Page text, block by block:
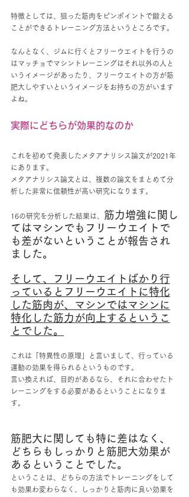
特徴としては、狙った筋肉をピンポイントで鍛える
ことができるトレーニング方法というところです。
なんとなく、ジムに行くとフリーウエイトを行うの
はマッチョでマシントレーニングはそれ以外の人と
いうイメージがあったり、フリーウエイトの方が筋
肥大しやすいというイメージをお持ちの方がいます
よね。
実際にどちらが効果的なのか
これを初めて発表したメタアナリシス論文が2021年
にあります。
メタアナリシス論文とは、複数の論文をまとめて分
析した非常に信頼性が高い研究になります。
16の研究を分析した結果は、 筋力増強に関し
てはマシンでもフリーウエイトで
も差がないということが報告され
ました。
そして、フリーウエイトばかり行
っているとフリーウエイトに特化
した筋肉が、マシンではマシンに
特化した筋力が向上するというこ
とでした。
これは「特異性の原理」と言いまして、行っている
運動の効果を得られるというものです。
言い換えれば、目的があるなら、それに合わせたト
レーニングをする必要があるということになりま
す。
筋肥大に関しても特に差はなく、
どちらもしっかりと筋肥大効果が
あるということでした。
ということは、どちらの方法でトレーニングをして
も効果わ変わらなく、しっかりと筋肉に良い効果を